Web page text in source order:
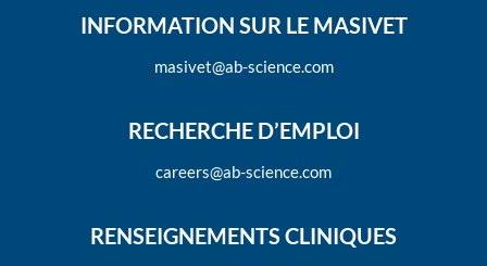
INFORMATION SUR LE MASIVET
masivet@ab-science.com
RECHERCHE D’EMPLOI
careers@ab-science.com
RENSEIGNEMENTS CLINIQUES